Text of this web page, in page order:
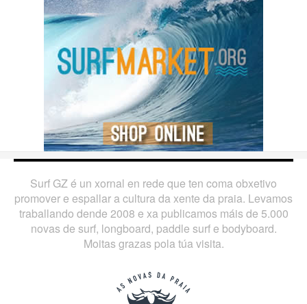
Surf GZ é un xornal en rede que ten coma obxetivo
promover e espallar a cultura da xente da praia. Levamos
traballando dende 2008 e xa publicamos máis de 5.000
novas de surf, longboard, paddle surf e bodyboard.
Moitas grazas pola túa visita.